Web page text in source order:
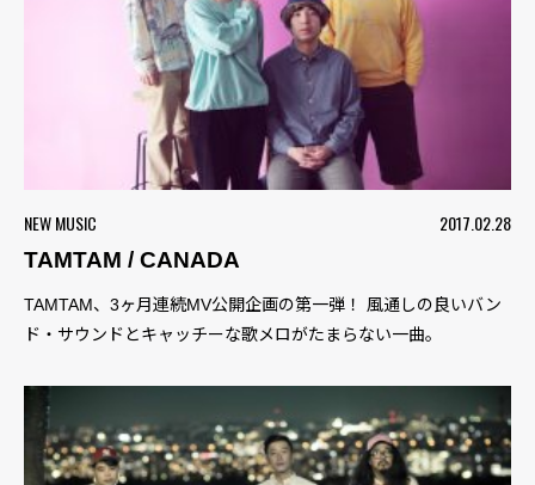
NEW MUSIC
2017.02.28
TAMTAM / CANADA
TAMTAM、3ヶ月連続MV公開企画の第一弾！ 風通しの良いバン
ド・サウンドとキャッチーな歌メロがたまらない一曲。